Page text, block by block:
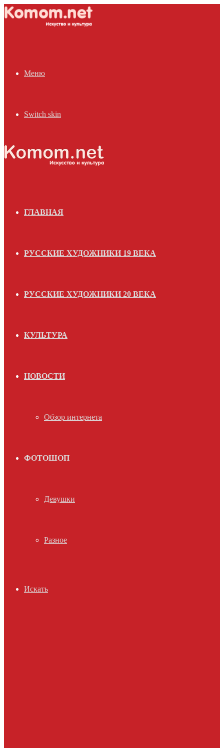
Меню
Switch skin
ГЛАВНАЯ
РУССКИЕ ХУДОЖНИКИ 19 ВЕКА
РУССКИЕ ХУДОЖНИКИ 20 ВЕКА
КУЛЬТУРА
НОВОСТИ
Обзор интернета
ФОТОШОП
Девушки
Разное
Искать